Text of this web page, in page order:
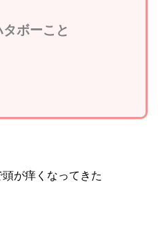
ボーこと
が痒くなってきた